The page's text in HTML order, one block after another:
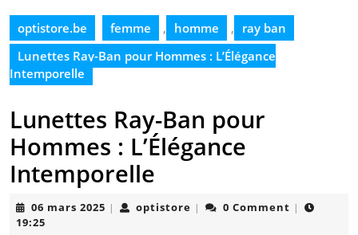
optistore.be femme , homme , ray ban
Lunettes Ray-Ban pour Hommes : L’Élégance
Intemporelle
Lunettes Ray-Ban pour
Hommes : L’Élégance
Intemporelle
06 mars 2025 06| optistore optistore
| 0 Comment |
19:25